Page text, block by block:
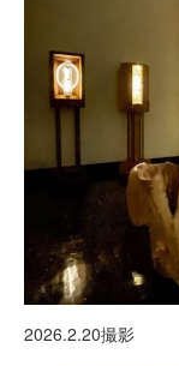
2026.2.20撮影